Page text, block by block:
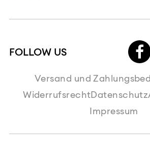
Versand und
WiderrufsrechtDatenschutz
Impressum